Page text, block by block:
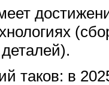
таков: в